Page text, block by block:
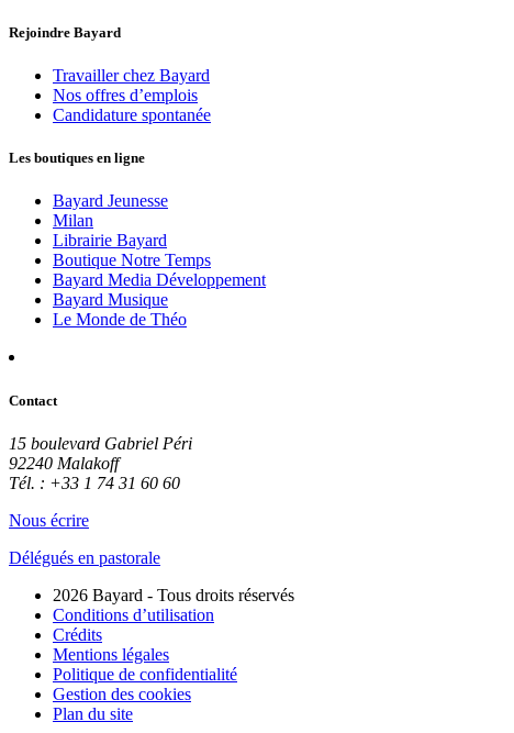
Rejoindre Bayard
Travailler chez Bayard
Nos offres d’emplois
Candidature spontanée
Les boutiques en ligne
Bayard Jeunesse
Milan
Librairie Bayard
Boutique Notre Temps
Bayard Media Développement
Bayard Musique
Le Monde de Théo
Contact
15 boulevard Gabriel Péri
92240 Malakoff
Tél. : +33 1 74 31 60 60
Nous écrire
Délégués en pastorale
2026 Bayard - Tous droits réservés
Conditions d’utilisation
Crédits
Mentions légales
Politique de confidentialité
Gestion des cookies
Plan du site